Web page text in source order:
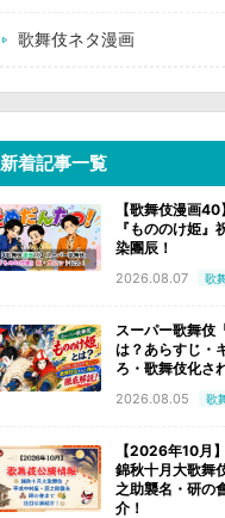
歌舞伎ネタ漫画
新着記事一覧
【歌舞伎漫画
『もののけ姫』
染團辰！
2026.08.07 歌
スーパー歌舞伎
は？あらすじ・
ろ・歌舞伎化さ
2026.08.05 歌
【2026年10月
錦秋十月大歌舞
之助襲名・研の
介！